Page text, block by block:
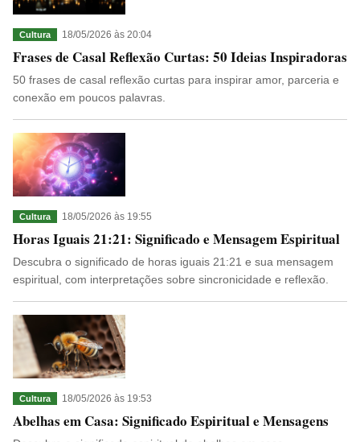
Cultura 18/05/2026 às 20:04
Frases de Casal Reflexão Curtas: 50 Ideias Inspiradoras
50 frases de casal reflexão curtas para inspirar amor, parceria e
conexão em poucos palavras.
Cultura 18/05/2026 às 19:55
Horas Iguais 21:21: Significado e Mensagem Espiritual
Descubra o significado de horas iguais 21:21 e sua mensagem
espiritual, com interpretações sobre sincronicidade e reflexão.
Cultura 18/05/2026 às 19:53
Abelhas em Casa: Significado Espiritual e Mensagens